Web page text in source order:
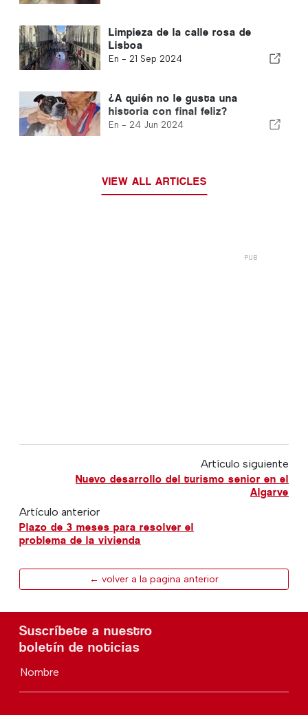
Limpieza de la calle rosa de
Lisboa
En - 21 Sep 2024
¿A quién no le gusta una
historia con final feliz?
En - 24 Jun 2024
VIEW ALL ARTICLES
Artículo siguiente
Nuevo desarrollo del turismo senior en el
Algarve
Artículo anterior
Plazo de 3 meses para resolver el
problema de la vivienda
← volver a la pagina anterior
Suscríbete a nuestro
boletín de noticias
Nombre